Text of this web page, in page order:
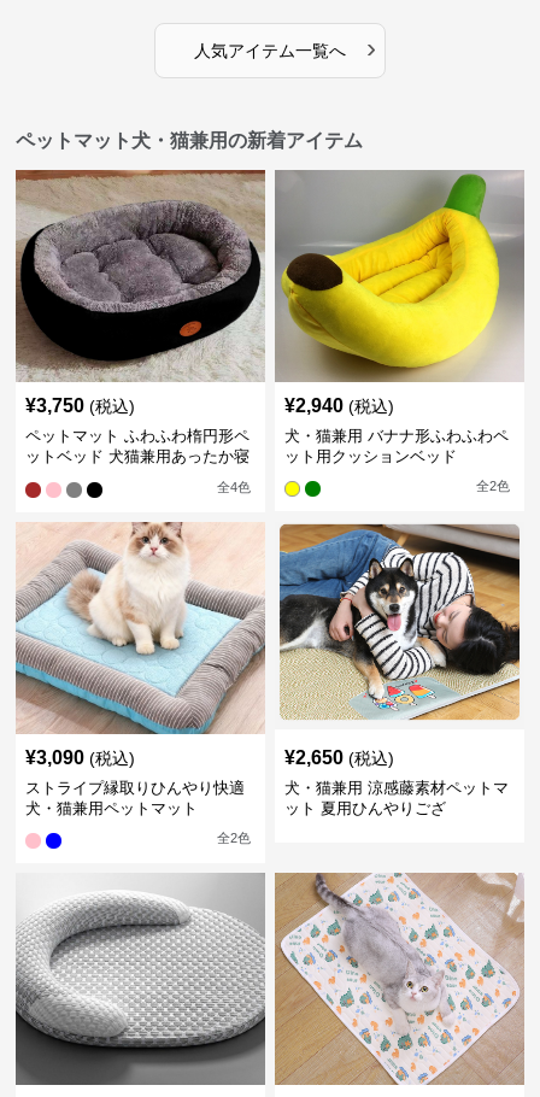
人気アイテム一覧へ ›
ペットマット犬・猫兼用の新着アイテム
¥3,750 (税込)
ペットマット ふわふわ楕円形ペ
ットベッド 犬猫兼用あったか寝
全4色
¥2,940 (税込)
犬・猫兼用 バナナ形ふわふわペ
ット用クッションベッド
全2色
¥3,090 (税込)
ストライプ縁取りひんやり快適
犬・猫兼用ペットマット
全2色
¥2,650 (税込)
犬・猫兼用 涼感藤素材ペットマ
ット 夏用ひんやりござ